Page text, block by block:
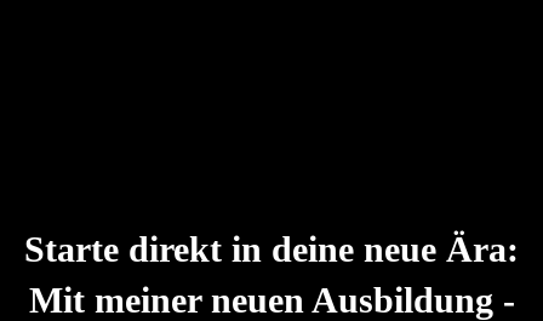
Starte direkt in deine neue Ära:
Mit meiner neuen Ausbildung -